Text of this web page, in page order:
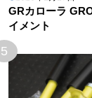
GRカローラ
イメント
5